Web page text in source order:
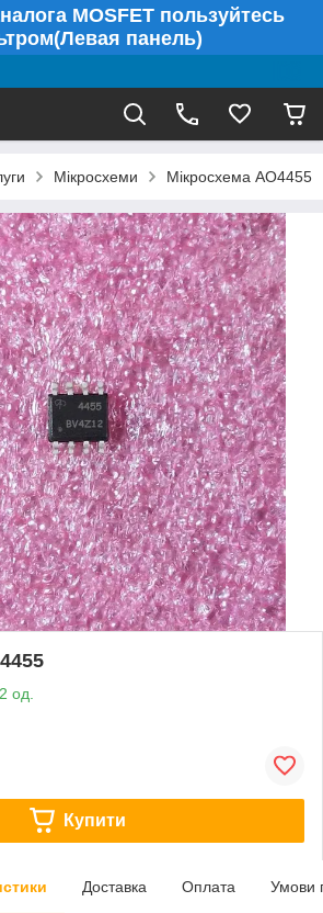
MOSFET пользуйтесь
панель)
Мікросхеми Мікросхема AO4455
од.
Купити
Доставка Оплата Умови